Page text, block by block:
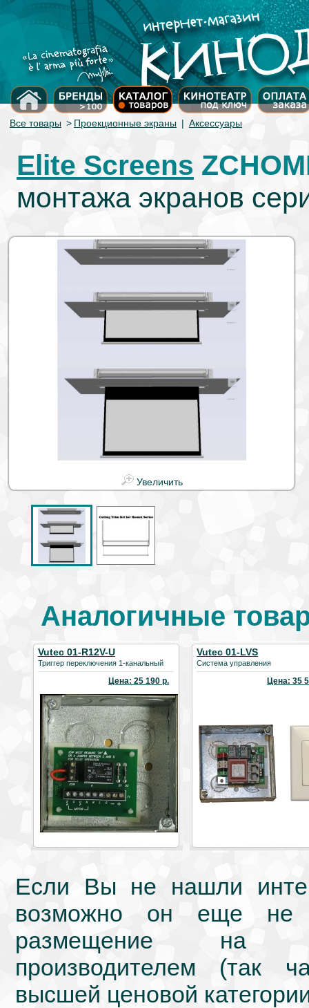
Все товары > Проекционные экраны | Аксессуары
Elite Screens
монтажа экранов
Увеличить
Аналогичные
Vutec 01-R12V-U
Триггер переключения 1-канальный
Цена: 25 190 р.
Vutec 01-LVS
Система управления
Цена: 35
Если Вы не нашли
возможно он еще не
размещение на
производителем (так
высшей ценовой